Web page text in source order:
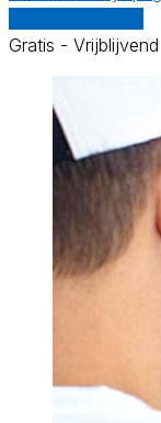
Gratis - Vrijblijvend